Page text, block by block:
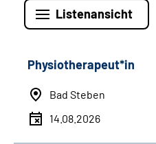
Listenansicht
Physiotherapeut*in
Bad Steben
14.08.2026